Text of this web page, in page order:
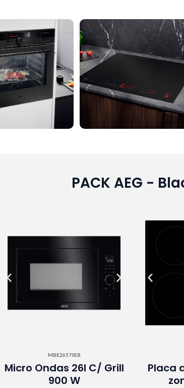
PACK AEG -
MBE2657SEB
Micro Ondas 26l C/ Grill
900 W
Placa